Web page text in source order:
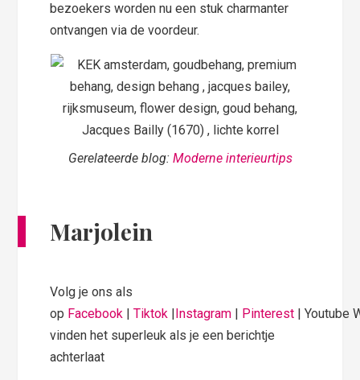
bezoekers worden nu een stuk charmanter
ontvangen via de voordeur.
Gerelateerde blog: Moderne interieurtips
Marjolein
Volg je ons als
op Facebook |Tiktok Instagram Pinterest | Youtube
vinden het superleuk als je een berichtje
achterlaat